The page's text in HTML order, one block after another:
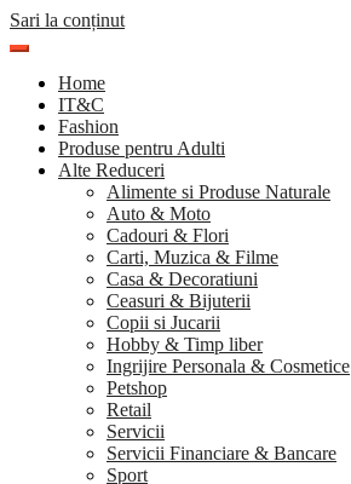
Sari la conținut
Home
IT&C
Fashion
Produse pentru Adulti
Alte Reduceri
Alimente si Produse Naturale
Auto & Moto
Cadouri & Flori
Carti, Muzica & Filme
Casa & Decoratiuni
Ceasuri & Bijuterii
Copii si Jucarii
Hobby & Timp liber
Ingrijire Personala & Cosmetice
Petshop
Retail
Servicii
Servicii Financiare & Bancare
Sport